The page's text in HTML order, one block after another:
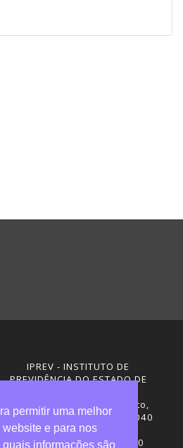
IPREV - INSTITUTO DE
PREVIDÊNCIA DO ESTADO DE
Rua Visconde de Ouro Preto,
291 – Centro - CEP: 88020-040
Florianópolis - SC
Telefones: (48) 3665-4600
permitir uma melhor
e para nos
informações são